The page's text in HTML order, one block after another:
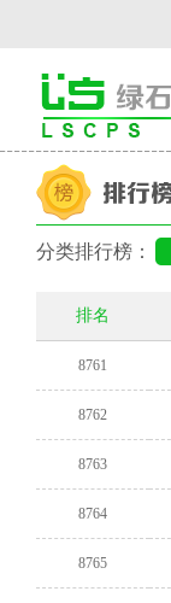
分类排行榜：
排名
8761
8762
8763
8764
8765